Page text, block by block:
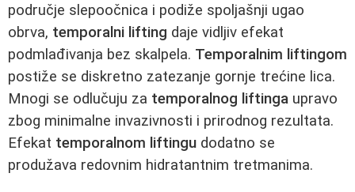
područje slepoočnica i podiže spoljašnji ugao
obrva, temporalni lifting daje vidljiv efekat
podmlađivanja bez skalpela. Temporalnim liftingom
postiže se diskretno zatezanje gornje trećine lica.
Mnogi se odlučuju za temporalnog liftinga upravo
zbog minimalne invazivnosti i prirodnog rezultata.
Efekat temporalnom liftingu dodatno se
produžava redovnim hidratantnim tretmanima.